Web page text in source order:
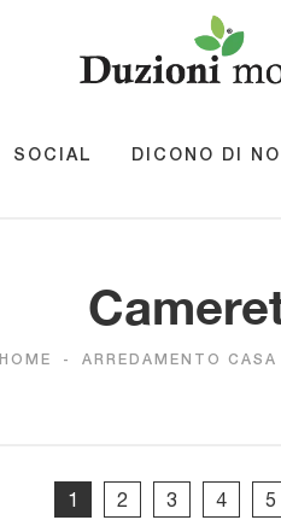
SOCIAL DICONO DI NOI
HOME - ARREDAMENTO CASA
1 2 3 4 5